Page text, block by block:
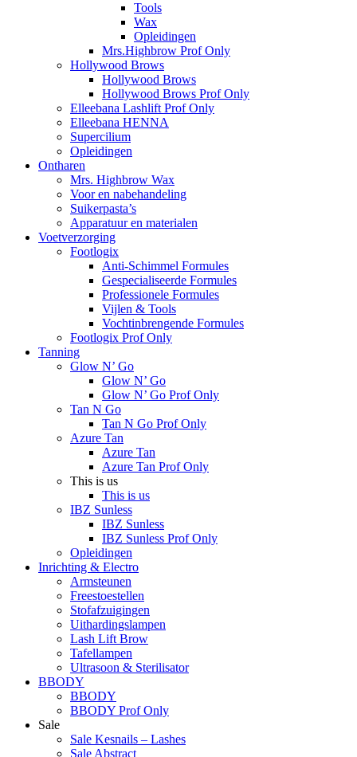
Tools
Wax
Opleidingen
Mrs.Highbrow Prof Only
Hollywood Brows
Hollywood Brows
Hollywood Brows Prof Only
Elleebana Lashlift Prof Only
Elleebana HENNA
Supercilium
Opleidingen
Ontharen
Mrs. Highbrow Wax
Voor en nabehandeling
Suikerpasta’s
Apparatuur en materialen
Voetverzorging
Footlogix
Anti-Schimmel Formules
Gespecialiseerde Formules
Professionele Formules
Vijlen & Tools
Vochtinbrengende Formules
Footlogix Prof Only
Tanning
Glow N’ Go
Glow N’ Go
Glow N’ Go Prof Only
Tan N Go
Tan N Go Prof Only
Azure Tan
Azure Tan
Azure Tan Prof Only
This is us
This is us
IBZ Sunless
IBZ Sunless
IBZ Sunless Prof Only
Opleidingen
Inrichting & Electro
Armsteunen
Freestoestellen
Stofafzuigingen
Uithardingslampen
Lash Lift Brow
Tafellampen
Ultrasoon & Sterilisator
BBODY
BBODY
BBODY Prof Only
Sale
Sale Kesnails – Lashes
Sale Abstract